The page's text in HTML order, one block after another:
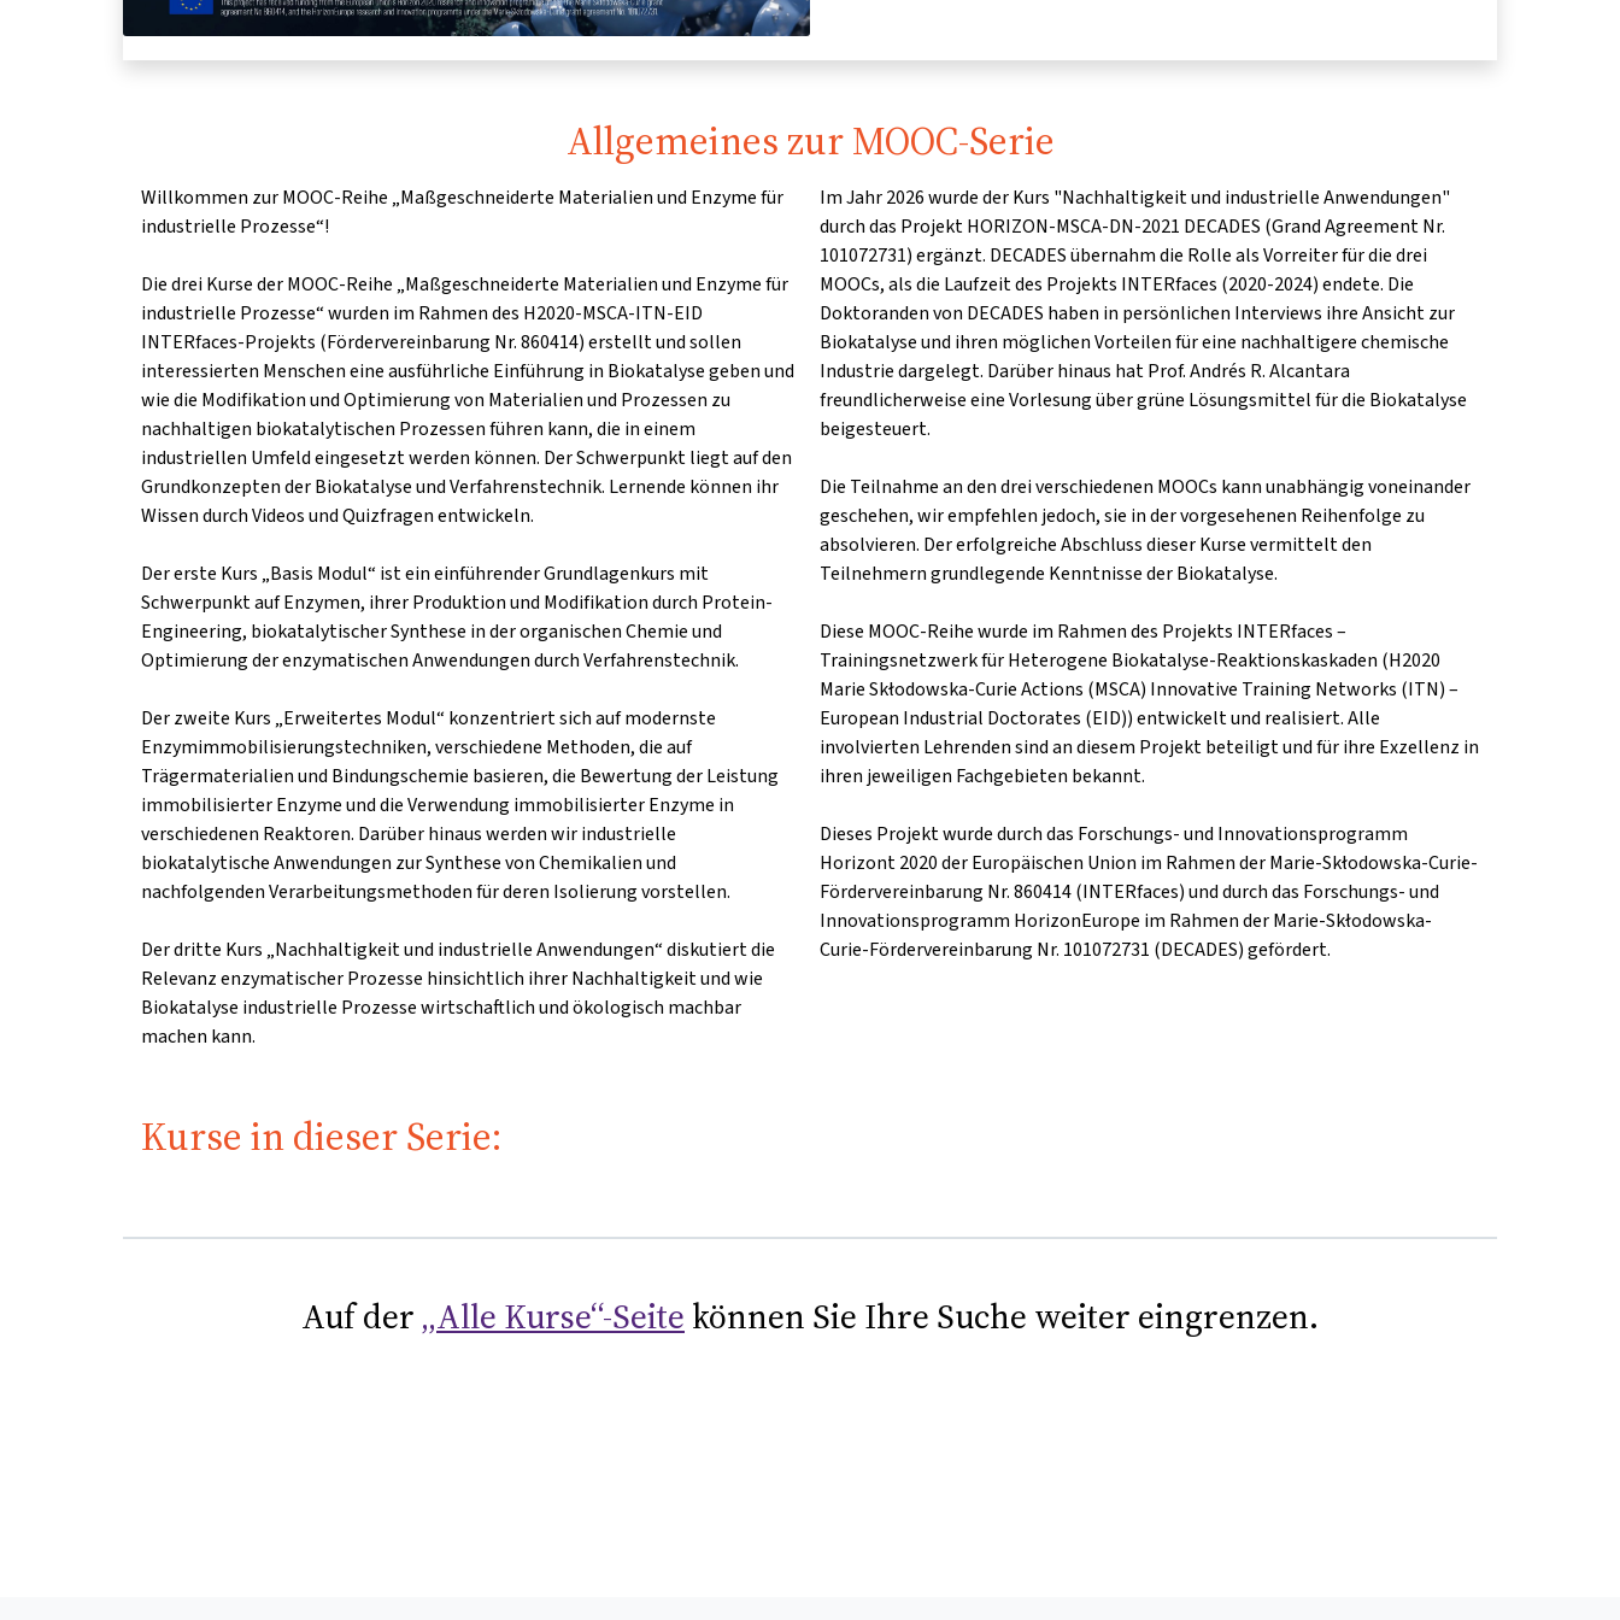
Allgemeines zur MOOC-Serie
Willkommen zur MOOC-Reihe „Maßgeschneiderte Materialien und Enzyme für
industrielle Prozesse“!
Die drei Kurse der MOOC-Reihe „Maßgeschneiderte Materialien und Enzyme für
industrielle Prozesse“ wurden im Rahmen des H2020-MSCA-ITN-EID
INTERfaces-Projekts (Fördervereinbarung Nr. 860414) erstellt und sollen
interessierten Menschen eine ausführliche Einführung in Biokatalyse geben und
wie die Modifikation und Optimierung von Materialien und Prozessen zu
nachhaltigen biokatalytischen Prozessen führen kann, die in einem
industriellen Umfeld eingesetzt werden können. Der Schwerpunkt liegt auf den
Grundkonzepten der Biokatalyse und Verfahrenstechnik. Lernende können ihr
Wissen durch Videos und Quizfragen entwickeln.
Der erste Kurs „Basis Modul“ ist ein einführender Grundlagenkurs mit
Schwerpunkt auf Enzymen, ihrer Produktion und Modifikation durch Protein-
Engineering, biokatalytischer Synthese in der organischen Chemie und
Optimierung der enzymatischen Anwendungen durch Verfahrenstechnik.
Der zweite Kurs „Erweitertes Modul“ konzentriert sich auf modernste
Enzymimmobilisierungstechniken, verschiedene Methoden, die auf
Trägermaterialien und Bindungschemie basieren, die Bewertung der Leistung
immobilisierter Enzyme und die Verwendung immobilisierter Enzyme in
verschiedenen Reaktoren. Darüber hinaus werden wir industrielle
biokatalytische Anwendungen zur Synthese von Chemikalien und
nachfolgenden Verarbeitungsmethoden für deren Isolierung vorstellen.
Der dritte Kurs „Nachhaltigkeit und industrielle Anwendungen“ diskutiert die
Relevanz enzymatischer Prozesse hinsichtlich ihrer Nachhaltigkeit und wie
Biokatalyse industrielle Prozesse wirtschaftlich und ökologisch machbar
machen kann.
Im Jahr 2026 wurde der Kurs "Nachhaltigkeit und industrielle Anwendungen"
durch das Projekt HORIZON-MSCA-DN-2021 DECADES (Grand Agreement Nr.
101072731) ergänzt. DECADES übernahm die Rolle als Vorreiter für die drei
MOOCs, als die Laufzeit des Projekts INTERfaces (2020-2024) endete. Die
Doktoranden von DECADES haben in persönlichen Interviews ihre Ansicht zur
Biokatalyse und ihren möglichen Vorteilen für eine nachhaltigere chemische
Industrie dargelegt. Darüber hinaus hat Prof. Andrés R. Alcantara
freundlicherweise eine Vorlesung über grüne Lösungsmittel für die Biokatalyse
beigesteuert.
Die Teilnahme an den drei verschiedenen MOOCs kann unabhängig voneinander
geschehen, wir empfehlen jedoch, sie in der vorgesehenen Reihenfolge zu
absolvieren. Der erfolgreiche Abschluss dieser Kurse vermittelt den
Teilnehmern grundlegende Kenntnisse der Biokatalyse.
Diese MOOC-Reihe wurde im Rahmen des Projekts INTERfaces –
Trainingsnetzwerk für Heterogene Biokatalyse-Reaktionskaskaden (H2020
Marie Skłodowska-Curie Actions (MSCA) Innovative Training Networks (ITN) –
European Industrial Doctorates (EID)) entwickelt und realisiert. Alle
involvierten Lehrenden sind an diesem Projekt beteiligt und für ihre Exzellenz in
ihren jeweiligen Fachgebieten bekannt.
Dieses Projekt wurde durch das Forschungs- und Innovationsprogramm
Horizont 2020 der Europäischen Union im Rahmen der Marie-Skłodowska-Curie-
Fördervereinbarung Nr. 860414 (INTERfaces) und durch das Forschungs- und
Innovationsprogramm HorizonEurope im Rahmen der Marie-Skłodowska-
Curie-Fördervereinbarung Nr. 101072731 (DECADES) gefördert.
Kurse in dieser Serie:
Auf der „Alle Kurse“-Seite können Sie Ihre Suche weiter eingrenzen.